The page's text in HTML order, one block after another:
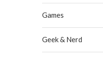
Games
Geek & Nerd